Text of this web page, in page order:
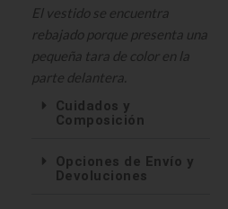
El vestido se encuentra
rebajado porque presenta una
pequeña tara de color en la
parte delantera.
Cuidados y
Composición
Opciones de Envío y
Devoluciones